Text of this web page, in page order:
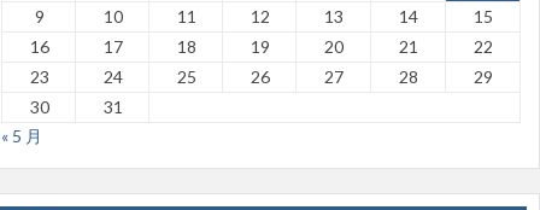
9
10 11 12 13 14
15
16
17 18 19 20 21
22
23
24 25 26 27 28
29
30
31
« 5 月